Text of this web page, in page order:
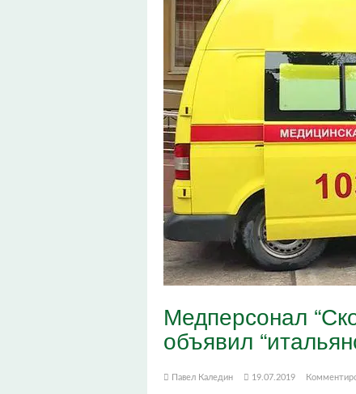
Медперсонал
объявил
Павел Каледин 19.07.2019